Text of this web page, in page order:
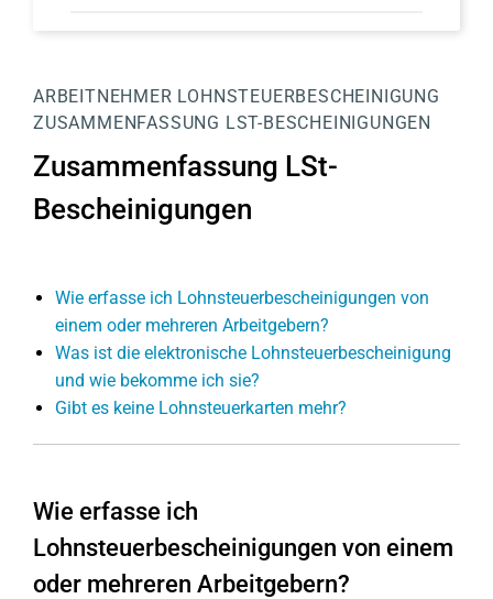
ARBEITNEHMER LOHNSTEUERBESCHEINIGUNG
ZUSAMMENFASSUNG LST-BESCHEINIGUNGEN
Zusammenfassung LSt-
Bescheinigungen
Wie erfasse ich Lohnsteuerbescheinigungen von
einem oder mehreren Arbeitgebern?
Was ist die elektronische Lohnsteuerbescheinigung
und wie bekomme ich sie?
Gibt es keine Lohnsteuerkarten mehr?
Wie erfasse ich
Lohnsteuerbescheinigungen von einem
oder mehreren Arbeitgebern?